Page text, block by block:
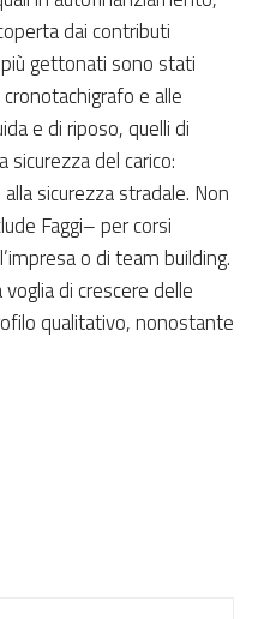
dai contributi
gettonati sono stati
e alle
e di riposo, quelli di
sicurezza del carico:
sicurezza stradale. Non
Faggi– per corsi
o di team building.
di crescere delle
qualitativo, nonostante